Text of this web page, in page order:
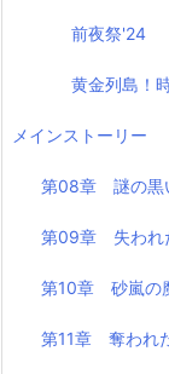
前夜祭'24
黄金列島！
メインストーリー
第08章 謎の黒
第09章 失われ
第10章 砂嵐の
第11章 奪われ